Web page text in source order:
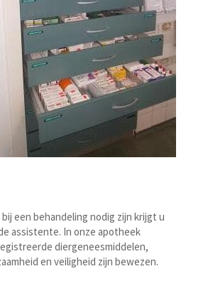
een behandeling nodig zijn krijgt u
assistente. In onze apotheek
diergeneesmiddelen,
en veiligheid zijn bewezen.